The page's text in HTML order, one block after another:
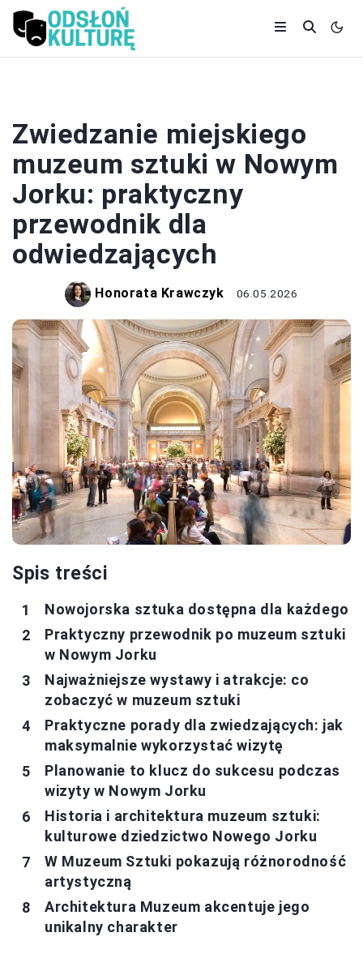
Zwiedzanie miejskiego
muzeum sztuki w Nowym
Jorku: praktyczny
przewodnik dla
odwiedzających
Honorata Krawczyk 06.05.2026
Spis treści
Nowojorska sztuka dostępna dla każdego
Praktyczny przewodnik po muzeum sztuki
w Nowym Jorku
Najważniejsze wystawy i atrakcje: co
zobaczyć w muzeum sztuki
Praktyczne porady dla zwiedzających: jak
maksymalnie wykorzystać wizytę
Planowanie to klucz do sukcesu podczas
wizyty w Nowym Jorku
Historia i architektura muzeum sztuki:
kulturowe dziedzictwo Nowego Jorku
W Muzeum Sztuki pokazują różnorodność
artystyczną
Architektura Muzeum akcentuje jego
unikalny charakter